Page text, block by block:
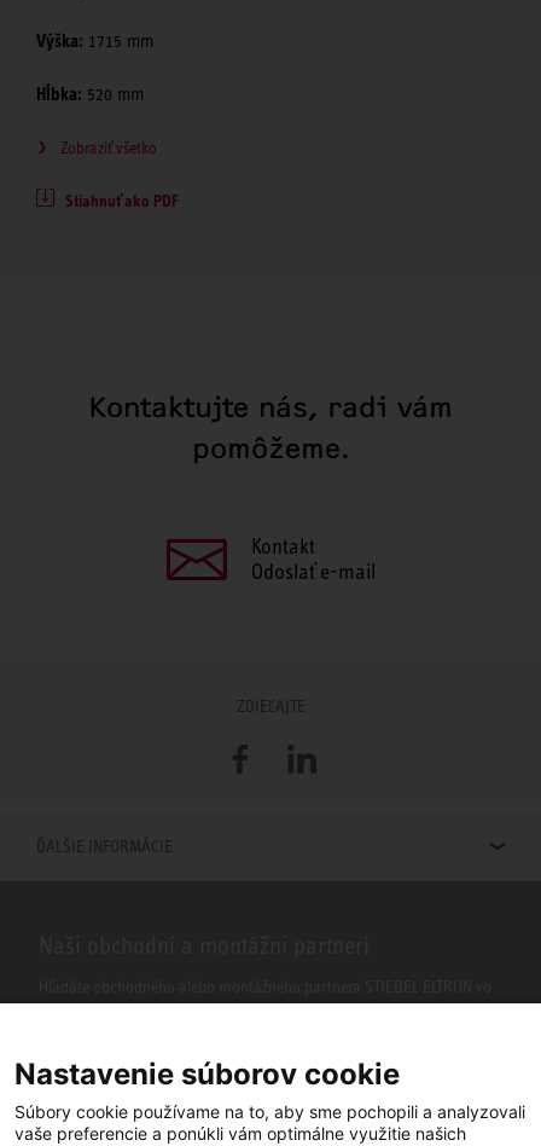
Výška: 1715 mm
Hĺbka: 520 mm
Zobraziť všetko
Stiahnuť ako PDF
Kontaktujte nás, radi vám
pomôžeme.
Kontakt
Odoslať e-mail
ZDIEĽAJTE
FacebookLinkedIn
ĎALŠIE INFORMÁCIE
Nastavenie súborov cookie
Súbory cookie používame na to, aby sme pochopili a analyzovali
vaše preferencie a ponúkli vám optimálne využitie našich